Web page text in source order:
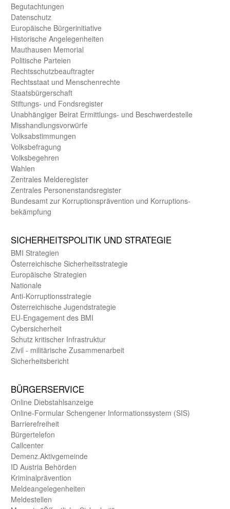
Begut­achtungen
Daten­schutz
Europäische Bürger­initiative
Historische Angelegen­heiten
Mauthausen Memorial
Politische Parteien
Rechts­schutz­beauftragter
Rechts­staat und Menschen­rechte
Staats­bürger­schaft
Stiftungs- und Fonds­register
Unab­hängiger Beirat Ermittlungs- und Beschwerde­stelle
Misshandlungs­vorwürfe
Volks­abstimmungen
Volks­befragung
Volks­begehren
Wahlen
Zentrales Melde­register
Zentrales Personen­stands­register
Bundes­amt zur Korrup­tions­prävention und Korrup­tions­
bekämpfung
SICHER­HEITS­POLITIK UND STRATEGIE
BMI Strategien
Öster­reichische Sicherheits­strategie
Europäische Strategien
Nationale
Anti-Korruptions­strategie
Öster­reichische Jugend­strategie
EU-Engagement des BMI
Cybersicherheit
Schutz kritischer Infra­struktur
Zivil - militärische Zusammen­arbeit
Sicherheits­bericht
BÜRGER­SERVICE
Online Diebstahls­anzeige
Online-Formular Schengener Informationssystem (SIS)
Barriere­freiheit
Bürger­telefon
Call­center
Demenz.Aktiv­gemeinde
ID Austria Behörden
Kriminal­prävention
Melde­an­ge­le­gen­heiten
Meld­estellen